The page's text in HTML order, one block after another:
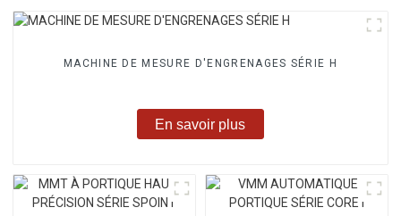
MACHINE DE MESURE D'ENGRENAGES SÉRIE H
En savoir plus